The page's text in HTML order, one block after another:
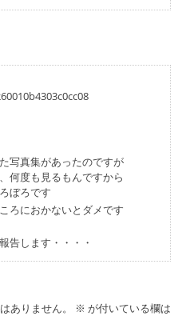
写真集があったのですが
何度も見るもんですから
ぼろです
ろにおかないとダメです
告します・・・・
ありません。 ※ が付いている欄は